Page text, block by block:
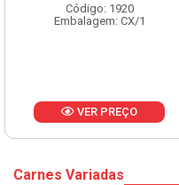
Código: 1920
Embalagem: CX/1
VER PREÇO
Carnes Variadas